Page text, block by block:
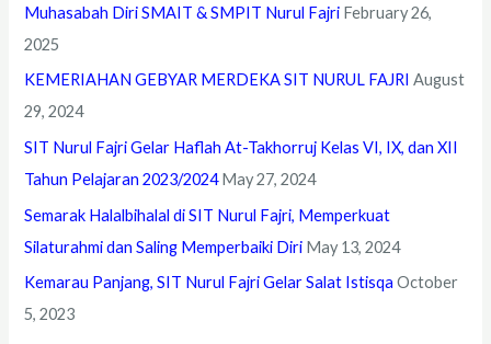
Muhasabah Diri SMAIT & SMPIT Nurul Fajri February 26,
2025
KEMERIAHAN GEBYAR MERDEKA SIT NURUL FAJRI August
29, 2024
SIT Nurul Fajri Gelar Haflah At-Takhorruj Kelas VI, IX, dan XII
Tahun Pelajaran 2023/2024 May 27, 2024
Semarak Halalbihalal di SIT Nurul Fajri, Memperkuat
Silaturahmi dan Saling Memperbaiki Diri May 13, 2024
Kemarau Panjang, SIT Nurul Fajri Gelar Salat Istisqa October
5, 2023